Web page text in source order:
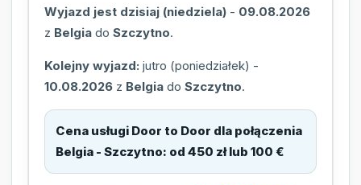
Wyjazd jest dzisiaj (niedziela) - 09.08.2026
z Belgia do Szczytno.
Kolejny wyjazd: jutro (poniedziałek) -
10.08.2026 z Belgia do Szczytno.
Cena usługi Door to Door dla połączenia
Belgia - Szczytno: od 450 zł lub 100 €